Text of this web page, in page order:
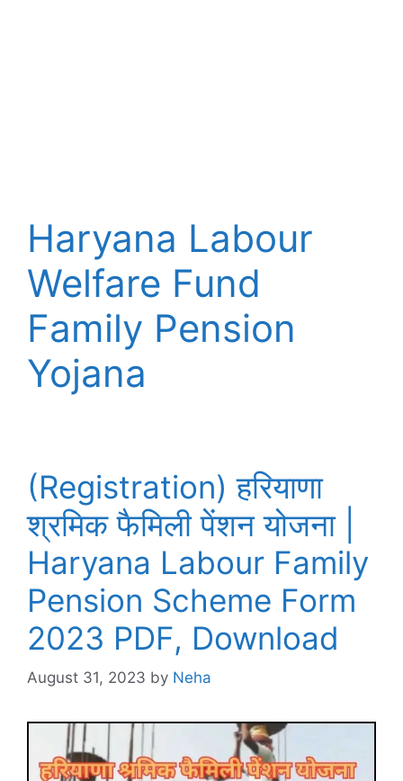
Haryana Labour
Welfare Fund
Family Pension
Yojana
(Registration) हरियाणा
श्रमिक फैमिली पेंशन योजना |
Haryana Labour Family
Pension Scheme Form
2023 PDF, Download
August 31, 2023 by Neha